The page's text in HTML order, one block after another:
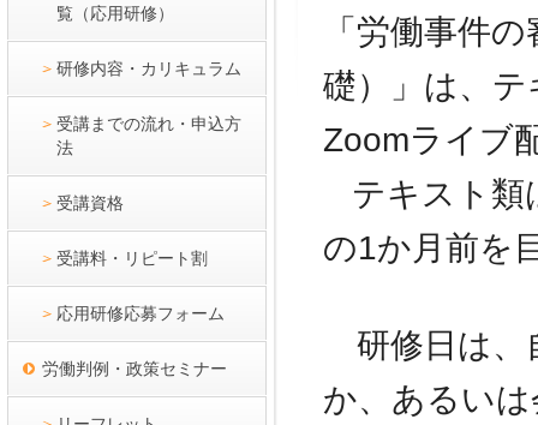
覧（応用研修）
研修内容・カリキュラム
受講までの流れ・申込方
法
受講資格
受講料・リピート割
応用研修応募フォーム
労働判例・政策セミナー
「労働事件
礎）」 は、テ
Zoomライブ
テキスト類
の1か月前を
研修日は、
か、あるい